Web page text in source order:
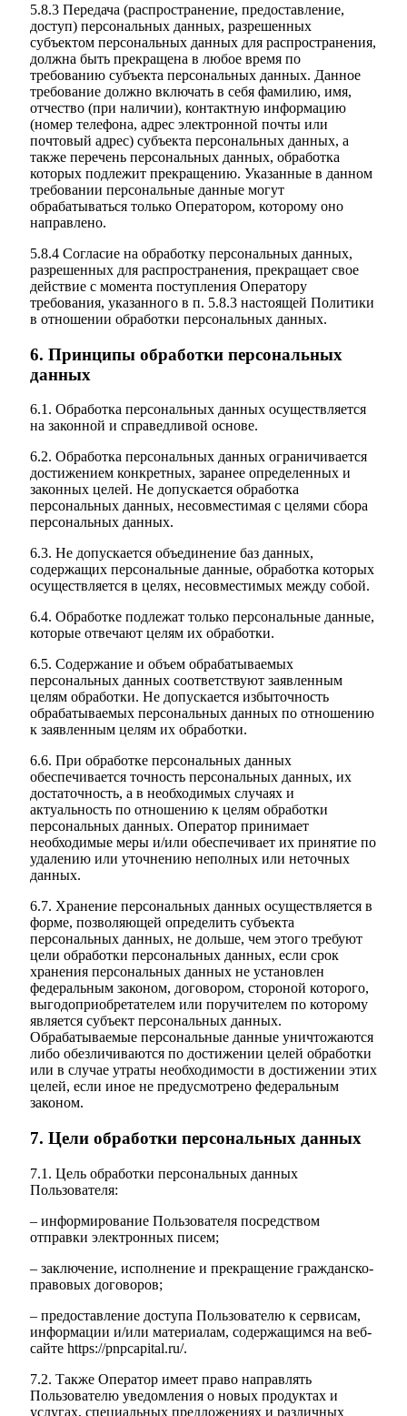
5.8.3 Передача (распространение, предоставление,
доступ) персональных данных, разрешенных
субъектом персональных данных для распространения,
должна быть прекращена в любое время по
требованию субъекта персональных данных. Данное
требование должно включать в себя фамилию, имя,
отчество (при наличии), контактную информацию
(номер телефона, адрес электронной почты или
почтовый адрес) субъекта персональных данных, а
также перечень персональных данных, обработка
которых подлежит прекращению. Указанные в данном
требовании персональные данные могут
обрабатываться только Оператором, которому оно
направлено.
5.8.4 Согласие на обработку персональных данных,
разрешенных для распространения, прекращает свое
действие с момента поступления Оператору
требования, указанного в п. 5.8.3 настоящей Политики
в отношении обработки персональных данных.
6. Принципы обработки персональных
данных
6.1. Обработка персональных данных осуществляется
на законной и справедливой основе.
6.2. Обработка персональных данных ограничивается
достижением конкретных, заранее определенных и
законных целей. Не допускается обработка
персональных данных, несовместимая с целями сбора
персональных данных.
6.3. Не допускается объединение баз данных,
содержащих персональные данные, обработка которых
осуществляется в целях, несовместимых между собой.
6.4. Обработке подлежат только персональные данные,
которые отвечают целям их обработки.
6.5. Содержание и объем обрабатываемых
персональных данных соответствуют заявленным
целям обработки. Не допускается избыточность
обрабатываемых персональных данных по отношению
к заявленным целям их обработки.
6.6. При обработке персональных данных
обеспечивается точность персональных данных, их
достаточность, а в необходимых случаях и
актуальность по отношению к целям обработки
персональных данных. Оператор принимает
необходимые меры и/или обеспечивает их принятие по
удалению или уточнению неполных или неточных
данных.
6.7. Хранение персональных данных осуществляется в
форме, позволяющей определить субъекта
персональных данных, не дольше, чем этого требуют
цели обработки персональных данных, если срок
хранения персональных данных не установлен
федеральным законом, договором, стороной которого,
выгодоприобретателем или поручителем по которому
является субъект персональных данных.
Обрабатываемые персональные данные уничтожаются
либо обезличиваются по достижении целей обработки
или в случае утраты необходимости в достижении этих
целей, если иное не предусмотрено федеральным
законом.
7. Цели обработки персональных данных
7.1. Цель обработки персональных данных
Пользователя:
– информирование Пользователя посредством
отправки электронных писем;
– заключение, исполнение и прекращение гражданско-
правовых договоров;
– предоставление доступа Пользователю к сервисам,
информации и/или материалам, содержащимся на веб-
сайте https://pnpcapital.ru/.
7.2. Также Оператор имеет право направлять
Пользователю уведомления о новых продуктах и
услугах, специальных предложениях и различных